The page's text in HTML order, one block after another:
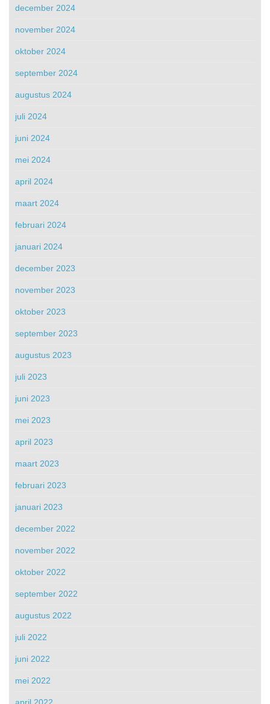
december 2024
november 2024
oktober 2024
september 2024
augustus 2024
juli 2024
juni 2024
mei 2024
april 2024
maart 2024
februari 2024
januari 2024
december 2023
november 2023
oktober 2023
september 2023
augustus 2023
juli 2023
juni 2023
mei 2023
april 2023
maart 2023
februari 2023
januari 2023
december 2022
november 2022
oktober 2022
september 2022
augustus 2022
juli 2022
juni 2022
mei 2022